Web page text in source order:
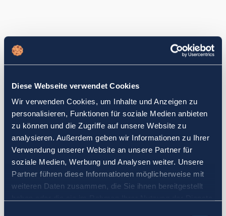
Diese Webseite verwendet Cookies
Wir verwenden Cookies, um Inhalte und Anzeigen zu
personalisieren, Funktionen für soziale Medien anbieten
zu können und die Zugriffe auf unsere Website zu
analysieren. Außerdem geben wir Informationen zu Ihrer
Verwendung unserer Website an unsere Partner für
soziale Medien, Werbung und Analysen weiter. Unsere
Partner führen diese Informationen möglicherweise mit
weiteren Daten zusammen, die Sie ihnen bereitgestellt